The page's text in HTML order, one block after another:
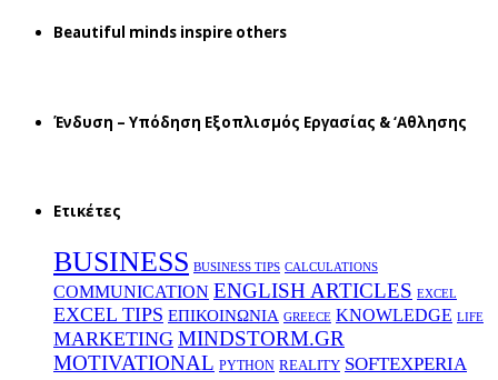
Beautiful minds inspire others
Ένδυση – Υπόδηση Εξοπλισμός Εργασίας & ‘Aθλησης
Ετικέτες
BUSINESS BUSINESS TIPS CALCULATIONS
COMMUNICATION ENGLISH ARTICLES EXCEL
EXCEL TIPS EΠΙΚΟΙΝΩΝΙΑ GREECE KNOWLEDGE LIFE
MARKETING MINDSTORM.GR
MOTIVATIONAL PYTHON REALITY SOFTEXPERIA